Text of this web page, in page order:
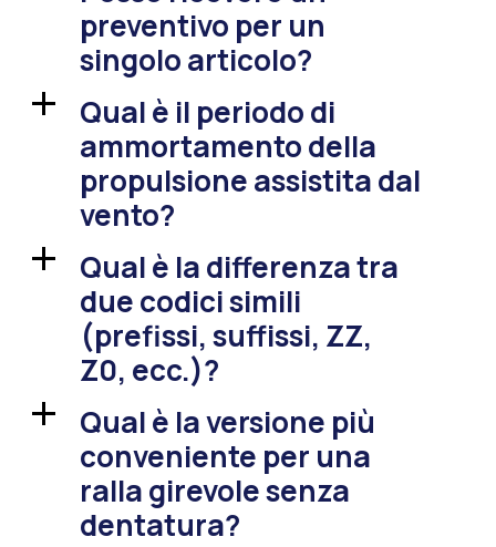
preventivo per un
singolo articolo?
a
Qual è il periodo di
ammortamento della
propulsione assistita dal
vento?
a
Qual è la differenza tra
due codici simili
(prefissi, suffissi, ZZ,
Z0, ecc.)?
a
Qual è la versione più
conveniente per una
ralla girevole senza
dentatura?